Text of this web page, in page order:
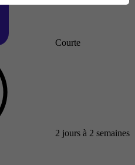
Courte
2 jours à 2 semaines